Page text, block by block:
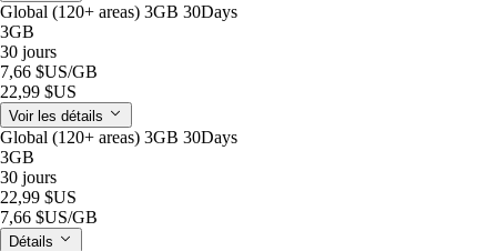
Global (120+ areas) 3GB 30Days
3GB
30 jours
7,66 $US/GB
22,99 $US
Voir les détails
Global (120+ areas) 3GB 30Days
3GB
30 jours
22,99 $US
7,66 $US/GB
Détails